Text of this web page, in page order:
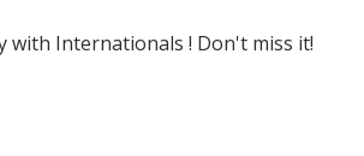
with Internationals ! Don't miss it!